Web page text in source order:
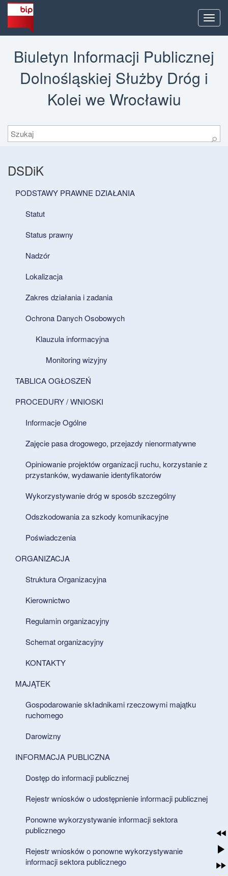
Menu
Biuletyn Informacji Publicznej
Dolnośląskiej Służby Dróg i
Kolei we Wrocławiu
Szukaj
⚲
DSDiK
PODSTAWY PRAWNE DZIAŁANIA
Statut
Status prawny
Nadzór
Lokalizacja
Zakres działania i zadania
Ochrona Danych Osobowych
Klauzula informacyjna
Monitoring wizyjny
TABLICA OGŁOSZEŃ
PROCEDURY / WNIOSKI
Informacje Ogólne
Zajęcie pasa drogowego, przejazdy nienormatywne
Opiniowanie projektów organizacji ruchu, korzystanie z
przystanków, wydawanie identyfikatorów
Wykorzystywanie dróg w sposób szczególny
Odszkodowania za szkody komunikacyjne
Poświadczenia
ORGANIZACJA
Struktura Organizacyjna
Kierownictwo
Regulamin organizacyjny
Schemat organizacyjny
KONTAKTY
MAJĄTEK
Gospodarowanie składnikami rzeczowymi majątku
ruchomego
Darowizny
INFORMACJA PUBLICZNA
Dostęp do informacji publicznej
Rejestr wniosków o udostępnienie informacji publicznej
Ponowne wykorzystywanie informacji sektora
publicznego
Rejestr wniosków o ponowne wykorzystywanie
informacji sektora publicznego